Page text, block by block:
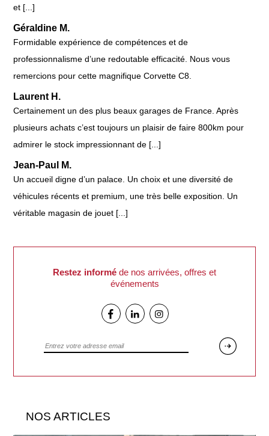
et [...]
Géraldine M.
Formidable expérience de compétences et de
professionnalisme d’une redoutable efficacité. Nous vous
remercions pour cette magnifique Corvette C8.
Laurent H.
Certainement un des plus beaux garages de France. Après
plusieurs achats c’est toujours un plaisir de faire 800km pour
admirer le stock impressionnant de [...]
Jean-Paul M.
Un accueil digne d’un palace. Un choix et une diversité de
véhicules récents et premium, une très belle exposition. Un
véritable magasin de jouet [...]
Restez informé de nos arrivées, offres et
événements
FacebookLinkedinInstagram
NOS ARTICLES